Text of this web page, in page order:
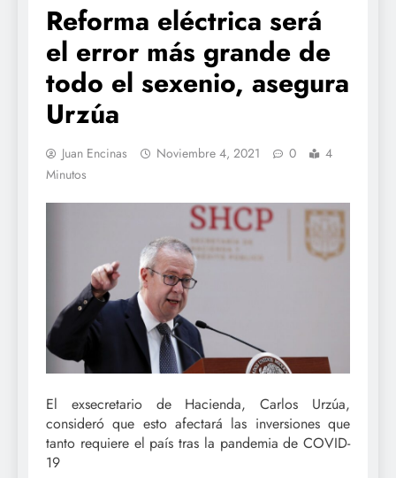
Reforma eléctrica será
el error más grande de
todo el sexenio, asegura
Urzúa
Juan Encinas Noviembre 4, 2021 0
4
Minutos
El exsecretario de Hacienda, Carlos Urzúa,
consideró que esto afectará las inversiones que
tanto requiere el país tras la pandemia de COVID-
19